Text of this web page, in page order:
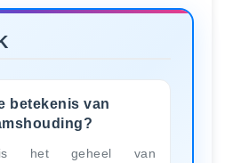
betekenis van
is het geheel van